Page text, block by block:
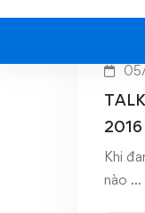
2016
Khi
nào …